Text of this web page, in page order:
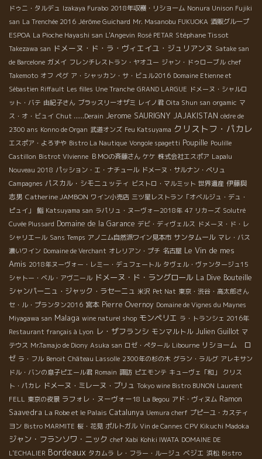
ドゥニ・タルデュ Izakaya Furabo 2018年収穫・リショーム Nonura Unison Fujiki
san La Trenchée 2016 Jérôme Guichard Mr. Masanobu FUKUOKA 酒販グループ
ESPOA La Pioche Hayashi san L'Angevin Rosé PETAR Stéphane Tissot
Takezawa san ドメーヌ・ド・ラ・ヴィエイユ・ジュリアンヌ Satake san
de Barcelone ガメイ フレンチレストラン・ヤオユー ジャン・ドゥローブル chef
Takemoto オフ ペグ ア・シャッカン・サ・ビュル2016 Domaine Etienne et
Sébastien Riffault Les filles Une Tranche GRAND LARGUE ドメーヌ・シャルロ
ット・バテ 由紀子さん ブラッスリーオザミ レイノ君 Oita Shun san orgamic マ
ス・オ・ビュイ Chut ......Derain Jerome SAURIGNY JAJAKISTAN cèdre de
2300 ans Konno de Organ 武道オンズ Feu Katsuyama クリストフ・パカレ
エスポア・よろずや Bistro La Nautique Vongole spagetti Poupille Poulille
Castillon Bistrot VIvienne ＢＭОの斉藤さん ケケ 株式会社エスポア Lapalu
Nouveau 2018 パッション・エ・ナチュール ドメーヌ・サルナン・ベリュ
Campagnes パスカル・シモニュッティ ビストロ・マルミット 世界遺産 伊藤與
志男 Catherine JAMBON ワイン小売店 三ツ星レストラン「オベルジュ・デュ・
ピュイ」
鮨 Katsuyama san ラパリュ・ヌーヴォー2018年 47 リカーズ Solutré
Cuvée Plussard Domaine de la Garance デビ・ディヴェルス ドメーヌ・ド・レ
シャリエール Sans Temps アノニム自然派ワイン見本市 サンタムール マレ・バス
濃いワイン Domaine de Verchant オレリアン・プチ 名古屋 Le Vin de mes
Amis 2018年ヌーヴォー・レミー・デュフェートル タヴェル・ヴァンタージュ15
シャトー・ベル・アヴニール ドメーヌ・ド・ラングロール La Dive Bouteille
シャンパーニュ・ジャック・ラセーニュ 米沢 Pet Nat 東京・渋谷・高太郎さん
セ・ル・プランタン2016 宮本 Pierre Overnoy Domaine de Vignes du Maynes
Miyagawa san Malaga wine naturel shop モンペリエ ラ・トランシェ 2016年
Restaurant français à Lyon レ・ザフランシ モンマルトル Julien Guillot マ
テウス Mr.Tamajo de Diony Asuka san ロゼ・ぺタール Libourne リショーム ロ
ゼ ラ・フル Benoit Château Lassolle 2300年の杉の木 グラン・ラルグ アレキサン
ドル・バンの息子ピエール君 Romain 諏訪 ピエモンテ キューヴェ「和」
クリス
ト・パカレ ドメーヌ・ミレーヌ・ブリュ Tokyo wine Bistro BUNON Laurent
FELL 東京の夜景 ラフォレ・ヌーヴォー18 La Begou アド・ヴィヌム Ramon
Saavedra La Robe et le Palais Catalunya Uemura cherf プピーユ・カスティ
ヨン Bistro MARMITE 桜・花見 ポルトガル Vin de Cannes CPV Kikuchi Madoka
ジャン・フランソワ・ニック chef Xabi Kohki IWATA DOMAINE DE
L'ECHALIER Bordeaux タカムラ レ・フラー・ルージュ ベジエ 浜松 Bistro